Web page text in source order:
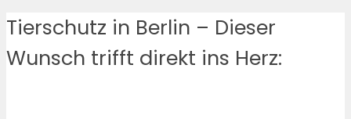
Tierschutz in Berlin – Dieser
Wunsch trifft direkt ins Herz: